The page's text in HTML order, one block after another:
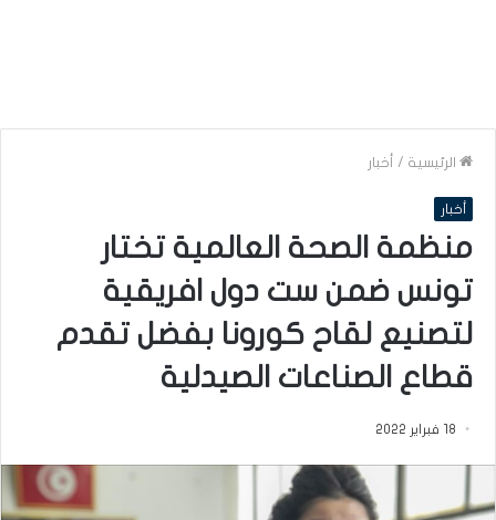
الرئيسية / أخبار
أخبار
منظمة الصحة العالمية تختار
تونس ضمن ست دول افريقية
لتصنيع لقاح كورونا بفضل تقدم
قطاع الصناعات الصيدلية
18 فبراير 2022